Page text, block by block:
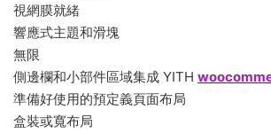
視網膜就緒
響應式主題和滑塊
無限
側邊欄和小部件區域集成 YITH
準備好使用的預定義頁面布局
盒裝或寬布局